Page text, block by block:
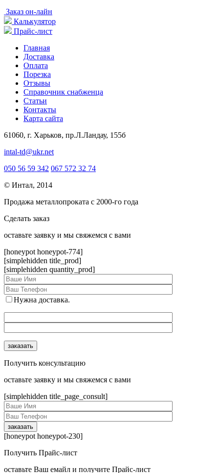
Заказ он-лайн
Калькулятор
Прайс-лист
Главная
Доставка
Оплата
Порезка
Отзывы
Справочник снабженца
Статьи
Контакты
Карта сайта
61060, г. Харьков, пр.Л.Ландау, 155б
intal-td@ukr.net
050 56 59 342 067 572 32 74
© Интал, 2014
Продажа металлопроката с 2000-го года
Сделать заказ
оcтавьте заявку и мы свяжемся с вами
[honeypot honeypot-774]
[simplehidden title_prod]
[simplehidden quantity_prod]
Нужна доставка.
Получить консультацию
оcтавьте заявку и мы свяжемся с вами
[simplehidden title_page_consult]
[honeypot honeypot-230]
Получить Прайс-лист
оcтавьте Ваш емайл и получите Прайс-лист